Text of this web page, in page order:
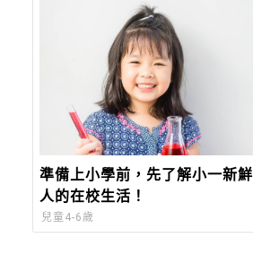
準備上小學前，先了解小一新鮮
人的在校生活！
兒童4-6歲